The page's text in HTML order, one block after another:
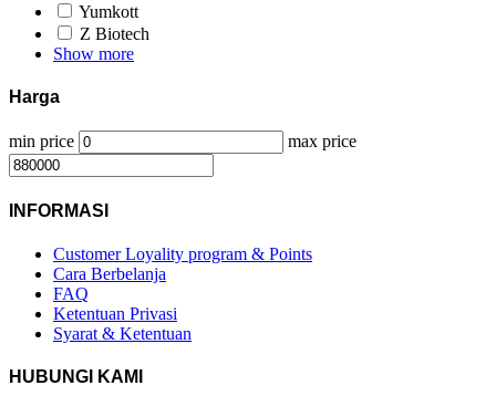
Yumkott
Z Biotech
Show more
Harga
min price max price
INFORMASI
Customer Loyality program & Points
Cara Berbelanja
FAQ
Ketentuan Privasi
Syarat & Ketentuan
HUBUNGI KAMI